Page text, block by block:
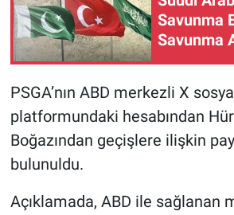
Savunma
Savunma
bölgenin
sağlıyor
PSGA’nın ABD merkezli X
platformundaki hesabından
Boğazından geçişlere ilişkin
bulunuldu.
Açıklamada, ABD ile sağlanan